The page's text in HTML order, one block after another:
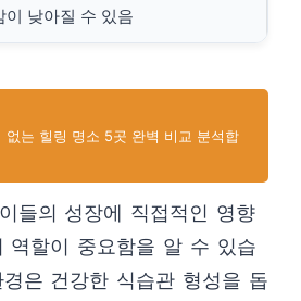
이 낮아질 수 있음
없는 힐링 명소 5곳 완벽 비교 분석합
들의 성장에 직접적인 영향
역할이 중요함을 알 수 있습
은 건강한 식습관 형성을 돕